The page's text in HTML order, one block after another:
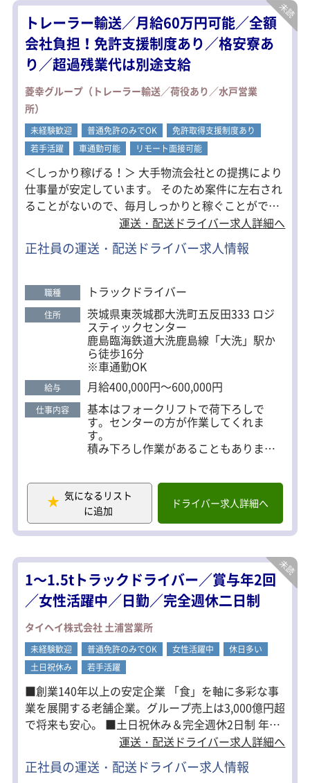
単純作業だけではなく、
在庫管理なども担当するため、
「作業＋管理」の両方を身につけられ
る環境です。
◆未経験でも安心の理由
扱う作業はシンプルで覚えやすい内
容。
指導します。
「倉庫作業が初めて」
「フォーク資格をこれから取りたい」
そんな方も大歓迎です
トレーラー輸送／月給60万円可能／全額
会社負担！免許支援制度あり／格安寮あ
り／超過残業代は別途支給
菱幸グループ（トレーラー輸送／荷役あり／水戸営業
所）
未経験歓迎 普通免許のみでOK
免許取得支援制度あり
若手活躍
車通勤可能 リモート面接可能
＜しっかり稼げる！＞ 大手物流会社との提携により
仕事量が安定しています。 そのため案件に左右され
ることがないので、毎月しっかりと稼ぐことができ
ます。 中には、入社2年目で年収600万円を超える先
輩もおり、頑張った分はしっかり給与に反映される
環境です！！ ドライバーになりたい方、ドライバー
みで応募OK！業界未経験から即戦力へ＞ 資格支援
制度があるため普通免許から挑戦できます。(条件あ
り) まず入社後、オートマからミッションに変更し
ていただきます。 その後は、順番に資格を取得して
いきましょう！ 未経験から入社して、ほとんどの先
輩ドライバーが2年目には即戦力として活躍中！ ＜
営業所から徒歩1分！格安寮完備！＞ 家から遠くて
通えるか不安……という方もご安心ください！ 地方
からの方でも安心して働いていただけるように格安
の寮を完備しています。 ご興味がある方は、お気兼
ねなくご相談ください♪
運送・配送ドライバー求人詳細へ
正社員の運送・配送ドライバー求人情報
職種 トラックドライバー
住所 茨城県東茨城郡大洗町五反田333 ロジ
スティックセンター
鹿島臨海鉄道大洗鹿島線「大洗」駅か
ら徒歩16分
※車通勤OK
給与 月給400,000円～600,000円
仕事内容 基本はフォークリフトで荷下ろしで
す。センターの方が作業してくれま
す。
積み下ろし作業があることもあります
頑張った分、給与に反映されます！
＜1日の流れ＞
5：00 点呼 & アルコールチェック
5：30 港に向けて出発！
6：00 シャーシ セッティング
10：00 配送先・集荷先にて作業開始
※この作業工程を2～4回繰り返します
17：00 帰社 & 終了の点呼
＜試用期間＞
初心者3ヶ月
・免許なし／総額22万(見込み32時間4
万円／残業代超過分支給）
・免許あり／日当1万円＋残業代
経験者1週間程度
免許取得制度利用者5ヶ月
※社内研修1日
気になるリスト
に追加
ドライバー求人詳細へ
1～1.5tトラックドライバー／賞与年2回
／女性活躍中／日勤／完全週休二日制
タイヘイ株式会社 土浦営業所
未経験歓迎 普通免許のみでOK 女性活躍中
休日多い
土日祝休み
若手活躍
■創業140年以上の安定企業 「食」を軸に多彩な事
業を展開する老舗企業。グループ売上は3,000億円超
で将来も安心。 ■土日祝休み＆完全週休2日制 年間
休日120日以上！夏季・年末年始・GWの長期休暇も
あり、プライベートも充実。 ■未経験から安心スタ
ート 普通免許（AT限定可）があればOK！ 配送先は
運送・配送ドライバー求人詳細へ
正社員の運送・配送ドライバー求人情報